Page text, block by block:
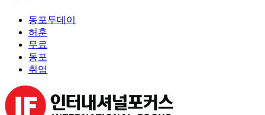
동포투데이
허훈
무료
동포
취업